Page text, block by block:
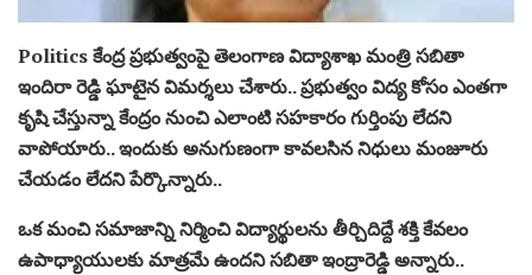
Politics కేంద్ర ప్రభుత్వంపై తెలంగాణ విద్యాశాఖ మంత్రి సబితా
ఇందిరా రెడ్డి ఘాటైన విమర్శలు చేశారు.. ప్రభుత్వం విద్య కోసం ఎంతగా
కృషి చేస్తున్నా కేంద్రం నుంచి ఎలాంటి సహకారం గుర్తింపు లేదని
వాపోయారు.. ఇందుకు అనుగుణంగా కావలసిన నిధులు మంజూరు
చేయడం లేదని పేర్కొన్నారు..
ఒక మంచి సమాజాన్ని నిర్మించి విద్యార్థులను తీర్చిదిద్దే శక్తి కేవలం
ఉపాధ్యాయులకు మాత్రమే ఉందని సబితా ఇంద్రారెడ్డి అన్నారు..